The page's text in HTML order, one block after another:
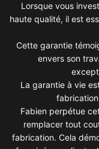
Lorsque vous
haute qualité, il est
Cette garantie
envers son
La garantie à vie
Fabien perpétue
remplacer tout
fabrication. Cela